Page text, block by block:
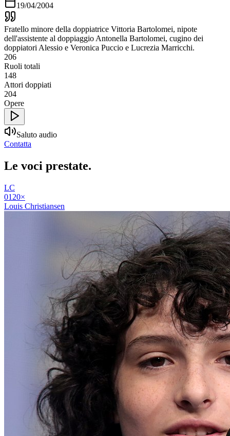
19/04/2004
Fratello minore della doppiatrice Vittoria Bartolomei, nipote
dell'assistente al doppiaggio Antonella Bartolomei, cugino dei
doppiatori Alessio e Veronica Puccio e Lucrezia Marricchi.
206
Ruoli totali
148
Attori doppiati
204
Opere
Saluto audio
Contatta
Le voci prestate.
LC
01 20×
Louis Christiansen